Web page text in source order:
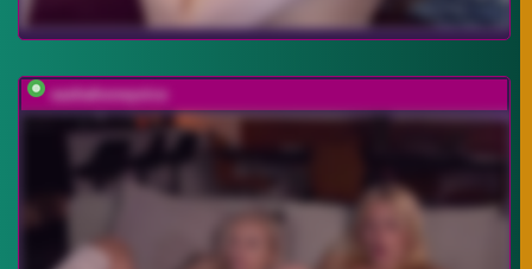
sashahoneyvice